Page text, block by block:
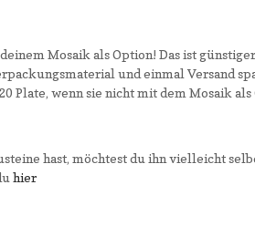
Mosaik als Option! Das ist
und einmal Versand
Plate, wenn sie nicht mit dem Mosaik als
hast, möchtest du ihn vielleicht
hier